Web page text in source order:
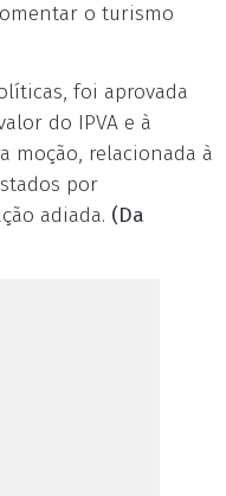
o turismo
foi aprovada
do IPVA e à
moção, relacionada à
por
adiada. (Da